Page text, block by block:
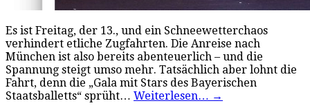
Es ist Freitag, der 13., und ein Schneewetterchaos
verhindert etliche Zugfahrten. Die Anreise nach
München ist also bereits abenteuerlich – und die
Spannung steigt umso mehr. Tatsächlich aber lohnt die
Fahrt, denn die „Gala mit Stars des Bayerischen
Staatsballetts“ sprüht… Weiterlesen… →